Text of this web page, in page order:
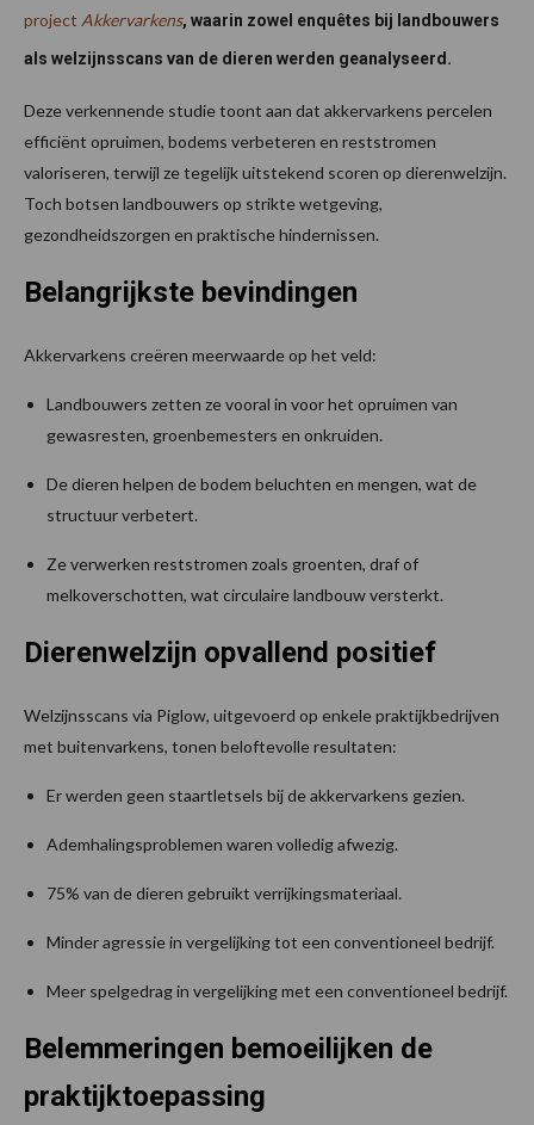
project Akkervarkens, waarin zowel enquêtes bij landbouwers
als welzijnsscans van de dieren werden geanalyseerd.
Deze verkennende studie toont aan dat akkervarkens percelen
efficiënt opruimen, bodems verbeteren en reststromen
valoriseren, terwijl ze tegelijk uitstekend scoren op dierenwelzijn.
Toch botsen landbouwers op strikte wetgeving,
gezondheidszorgen en praktische hindernissen.
Belangrijkste bevindingen
Akkervarkens creëren meerwaarde op het veld:
Landbouwers zetten ze vooral in voor het opruimen van
gewasresten, groenbemesters en onkruiden.
De dieren helpen de bodem beluchten en mengen, wat de
structuur verbetert.
Ze verwerken reststromen zoals groenten, draf of
melkoverschotten, wat circulaire landbouw versterkt.
Dierenwelzijn opvallend positief
Welzijnsscans via Piglow, uitgevoerd op enkele praktijkbedrijven
met buitenvarkens, tonen beloftevolle resultaten:
Er werden geen staartletsels bij de akkervarkens gezien.
Ademhalingsproblemen waren volledig afwezig.
75% van de dieren gebruikt verrijkingsmateriaal.
Minder agressie in vergelijking tot een conventioneel bedrijf.
Meer spelgedrag in vergelijking met een conventioneel bedrijf.
Belemmeringen bemoeilijken de
praktijktoepassing